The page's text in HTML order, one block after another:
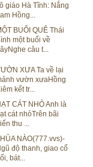
giáo Hà Tĩnh: Nắng
Hồng...
BUỔI QUÊ Thái
một buổi về
câu t...
XƯA Ta về lại
vườn xưaHồng
kết tr...
CÁT NHỎ Anh là
cát nhỏTrên bãi
thu ...
NÀO(777.vvs)-
độ thanh, giao cổ
bát...